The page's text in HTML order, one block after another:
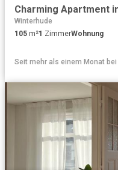
Winterhude
105 m²1 ZimmerWohnung
Seit mehr als einem Monat bei